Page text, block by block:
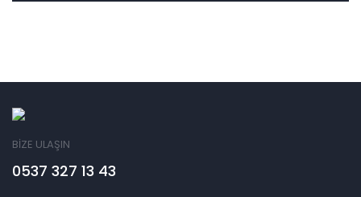
BİZE ULAŞIN
0537 327 13 43